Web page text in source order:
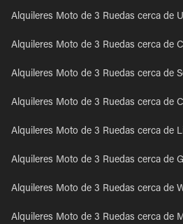
Alquileres Moto de 3 Ruedas cerca de
Alquileres Moto de 3 Ruedas cerca de
Alquileres Moto de 3 Ruedas cerca de
Alquileres Moto de 3 Ruedas cerca de
Alquileres Moto de 3 Ruedas cerca de
Alquileres Moto de 3 Ruedas cerca de
Alquileres Moto de 3 Ruedas cerca de
Alquileres Moto de 3 Ruedas cerca de